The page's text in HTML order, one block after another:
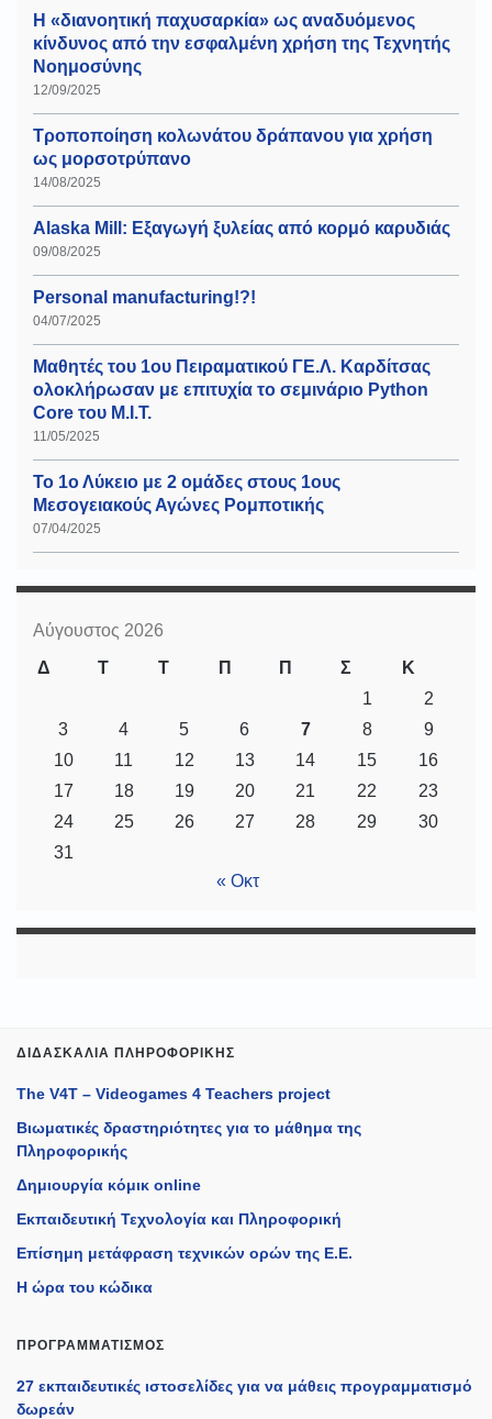
Η «διανοητική παχυσαρκία» ως αναδυόμενος
κίνδυνος από την εσφαλμένη χρήση της Τεχνητής
Νοημοσύνης
12/09/2025
Τροποποίηση κολωνάτου δράπανου για χρήση
ως μορσοτρύπανο
14/08/2025
Alaska Mill: Εξαγωγή ξυλείας από κορμό καρυδιάς
09/08/2025
Personal manufacturing!?!
04/07/2025
Μαθητές του 1ου Πειραματικού ΓΕ.Λ. Καρδίτσας
ολοκλήρωσαν με επιτυχία το σεμινάριο Python
Core του Μ.Ι.Τ.
11/05/2025
Το 1ο Λύκειο με 2 ομάδες στους 1ους
Μεσογειακούς Αγώνες Ρομποτικής
07/04/2025
Αύγουστος 2026
Δ
Τ Τ Π Π Σ
Κ
1
2
3
4 5 6 7 8
9
10
11 12 13 14 15
16
17
18 19 20 21 22
23
24
25 26 27 28 29
30
31
« Οκτ
ΔΙΔΑΣΚΑΛΊΑ ΠΛΗΡΟΦΟΡΙΚΉΣ
The V4T – Videogames 4 Teachers project
Βιωματικές δραστηριότητες για το μάθημα της
Πληροφορικής
Δημιουργία κόμικ online
Εκπαιδευτική Τεχνολογία και Πληροφορική
Επίσημη μετάφραση τεχνικών ορών της Ε.Ε.
Η ώρα του κώδικα
ΠΡΟΓΡΑΜΜΑΤΙΣΜΌΣ
27 εκπαιδευτικές ιστοσελίδες για να μάθεις προγραμματισμό
δωρεάν